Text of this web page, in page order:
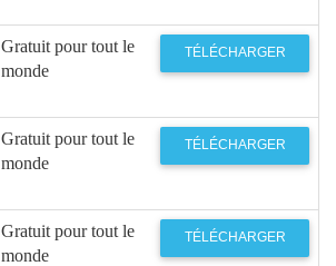
Gratuit pour tout le
monde
TÉLÉCHARGER
Gratuit pour tout le
monde
TÉLÉCHARGER
Gratuit pour tout le
monde
TÉLÉCHARGER